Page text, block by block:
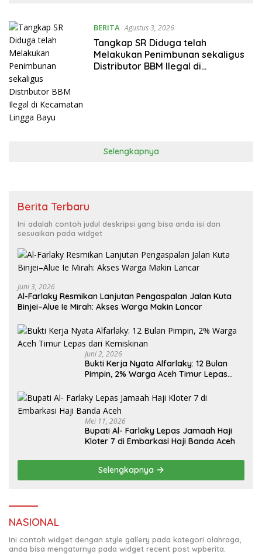
BERITA Agustus 3, 2026
Tangkap SR Diduga telah
Melakukan Penimbunan sekaligus
Distributor BBM Ilegal di
Selengkapnya
Berita Terbaru
Ini adalah contoh judul deskripsi yang bisa anda isi dan
sesuaikan pada widget
Juni 3, 2026
Al-Farlaky Resmikan Lanjutan Pengaspalan Jalan Kuta
Binjei–Alue Ie Mirah: Akses Warga Makin Lancar
Juni 2, 2026
Bukti Kerja Nyata Alfarlaky: 12 Bulan
Pimpin, 2% Warga Aceh Timur Lepas
Mei 11, 2026
Bupati Al- Farlaky Lepas Jamaah Haji
Kloter 7 di Embarkasi Haji Banda Aceh
Selengkapnya
NASIONAL
Ini contoh widget dengan style gallery pada kategori olahraga,
anda bisa mengaturnya pada widget recent post wpberita.